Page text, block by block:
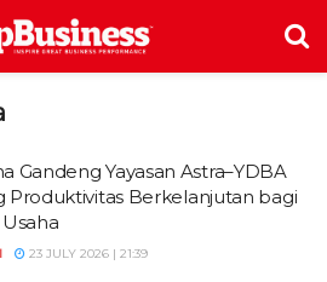
Gandeng Yayasan Astra–YDBA
Produktivitas Berkelanjutan bagi
23 JULY 2026 | 21:39